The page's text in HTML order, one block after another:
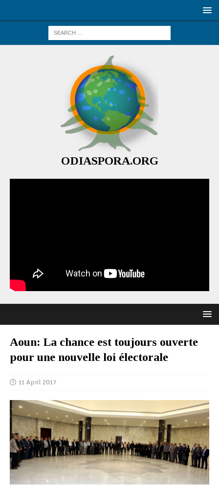
ODIASPORA.ORG
Aoun: La chance est toujours ouverte
pour une nouvelle loi électorale
11 April 2017